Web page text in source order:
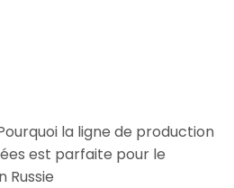
la ligne de production
est parfaite pour le
Russie